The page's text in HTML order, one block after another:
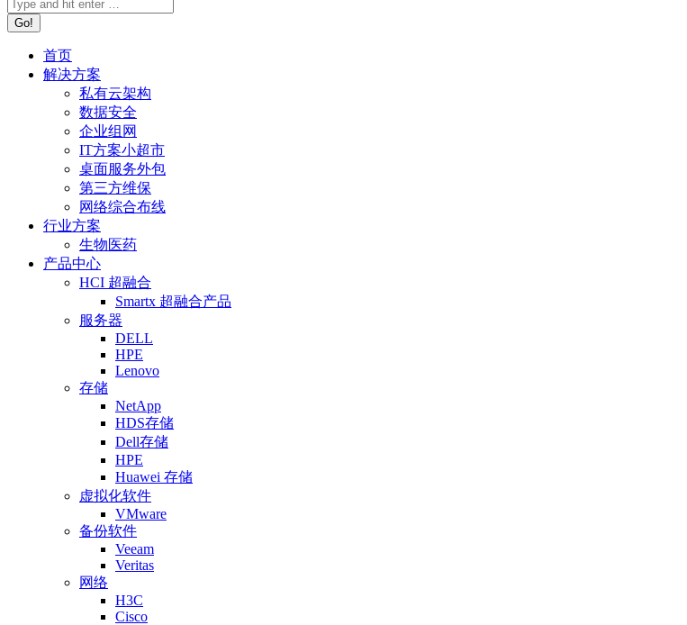
首页
解决方案
私有云架构
数据安全
企业组网
IT方案小超市
桌面服务外包
第三方维保
网络综合布线
行业方案
生物医药
产品中心
HCI 超融合
Smartx 超融合产品
服务器
DELL
HPE
Lenovo
存储
NetApp
HDS存储
Dell存储
HPE
Huawei 存储
虚拟化软件
VMware
备份软件
Veeam
Veritas
网络
H3C
Cisco